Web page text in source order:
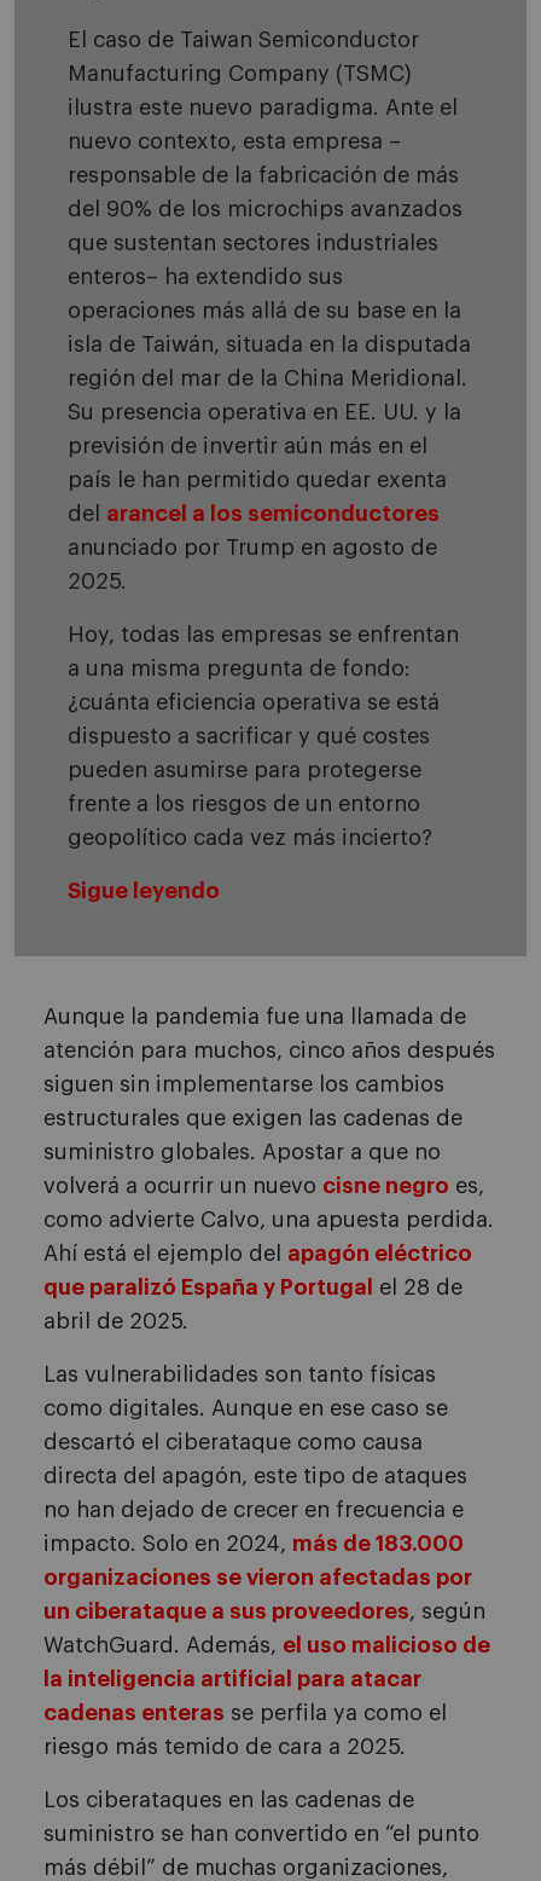
El caso de Taiwan Semiconductor
Manufacturing Company (TSMC)
ilustra este nuevo paradigma. Ante el
nuevo contexto, esta empresa –
responsable de la fabricación de más
del 90% de los microchips avanzados
que sustentan sectores industriales
enteros– ha extendido sus
operaciones más allá de su base en la
isla de Taiwán, situada en la disputada
región del mar de la China Meridional.
Su presencia operativa en EE. UU. y la
previsión de invertir aún más en el
país le han permitido quedar exenta
del arancel a los semiconductores
anunciado por Trump en agosto de
2025.
Hoy, todas las empresas se enfrentan
a una misma pregunta de fondo:
¿cuánta eficiencia operativa se está
dispuesto a sacrificar y qué costes
pueden asumirse para protegerse
frente a los riesgos de un entorno
geopolítico cada vez más incierto?
Sigue leyendo
Aunque la pandemia fue una llamada de
atención para muchos, cinco años después
siguen sin implementarse los cambios
estructurales que exigen las cadenas de
suministro globales. Apostar a que no
volverá a ocurrir un nuevo cisne negro es,
como advierte Calvo, una apuesta perdida.
Ahí está el ejemplo del apagón eléctrico
que paralizó España y Portugal
el 28 de
abril de 2025.
Las vulnerabilidades son tanto físicas
como digitales. Aunque en ese caso se
descartó el ciberataque como causa
directa del apagón, este tipo de ataques
no han dejado de crecer en frecuencia e
impacto. Solo en 2024, más de 183.000
organizaciones se vieron afectadas por
un ciberataque a sus proveedores, según
WatchGuard. Además, el uso malicioso de
la inteligencia artificial para atacar
cadenas enteras se perfila ya como el
riesgo más temido de cara a 2025.
Los ciberataques en las cadenas de
suministro se han convertido en “el punto
más débil” de muchas organizaciones,